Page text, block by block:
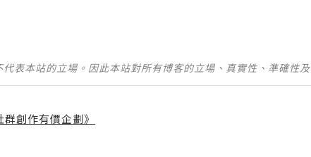
表本站的立場。因此本站對所有博客的立場、真實性、準確性
創作有價企劃》